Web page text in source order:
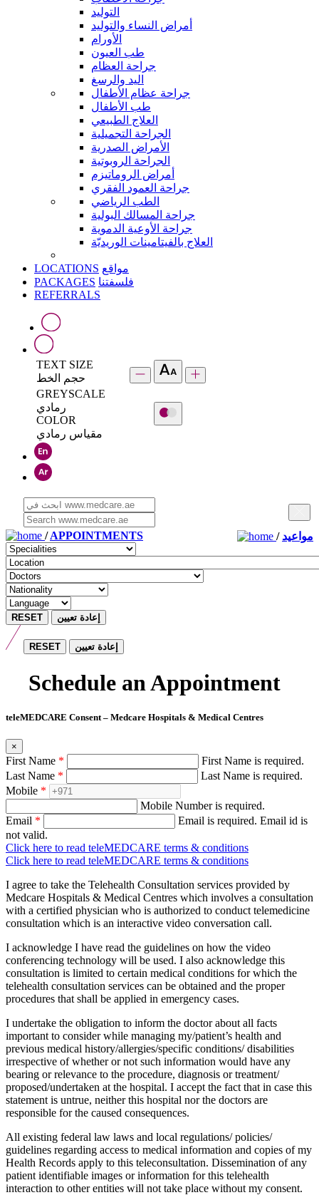
التوليد
أمراض النساء والتوليد
الأورام
طب العيون
جراحة العظام
اليد والرسغ
جراحة عظام الأطفال
طب الأطفال
العلاج الطبيعي
الجراحة التجميلية
الأمراض الصدرية
الجراحة الروبوتية
أمراض الروماتيزم
جراحة العمود الفقري
الطب الرياضي
جراحة المسالك البولية
جراحة الأوعية الدموية
العلاج بالفيتامينات الوريديّة
LOCATIONS مواقع
PACKAGES فلسفتنا
REFERRALS
TEXT SIZE
حجم الخط
GREYSCALE
رمادي
COLOR
مقياس رمادي
/APPOINTMENTS / مواعيد
RESET إعادة تعيين
RESET إعادة تعيين
Schedule an Appointment
teleMEDCARE Consent – Medcare Hospitals & Medical Centres
×
First Name *
First Name is required.
Last Name *
Last Name is required.
Mobile *
Mobile Number is required.
Email * Email is required. Email id is
not valid.
Click here to read teleMEDCARE terms & conditions
Click here to read teleMEDCARE terms & conditions
I agree to take the Telehealth Consultation services provided by
Medcare Hospitals & Medical Centres which involves a consultation
with a certified physician who is authorized to conduct telemedicine
consultation which is an interactive video conversation call.
I acknowledge I have read the guidelines on how the video
conferencing technology will be used. I also acknowledge this
consultation is limited to certain medical conditions for which the
telehealth consultation services can be obtained and the proper
procedures that shall be applied in emergency cases.
I undertake the obligation to inform the doctor about all facts
important to consider while managing my/patient’s health and
previous medical history/allergies/specific conditions/ disabilities
irrespective of whether or not such information would have any
bearing or relevance to the procedure, diagnosis or treatment/
proposed/undertaken at the hospital. I accept the fact that in case this
statement is untrue, neither this hospital nor the doctors are
responsible for the caused consequences.
All existing federal law laws and local regulations/ policies/
guidelines regarding access to medical information and copies of my
Health Records apply to this teleconsultation. Dissemination of any
patient identifiable images or information for this telehealth
interaction to other entities will not take place without my consent.